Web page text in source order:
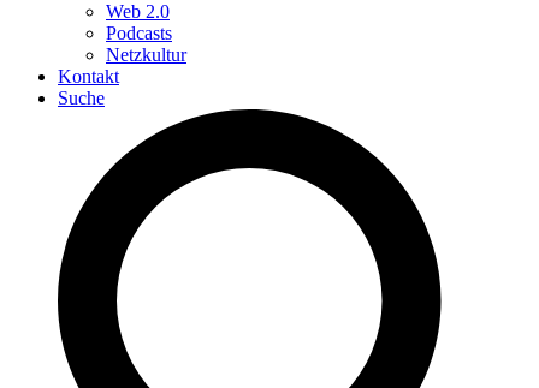
Web 2.0
Podcasts
Netzkultur
Kontakt
Suche